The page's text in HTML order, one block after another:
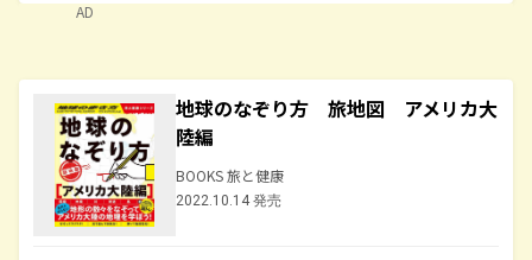
AD
地球のなぞり方 旅地図 アメリカ大
陸編
BOOKS 旅と健康
2022.10.14 発売